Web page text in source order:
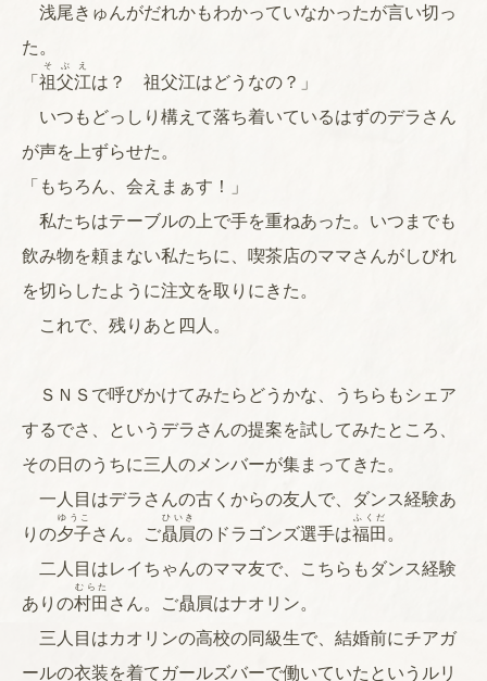
浅尾きゅんがだれかもわかっていなかったが言い切っ
た。
「祖父江
そぶえ
は？ 祖父江はどうなの？」
いつもどっしり構えて落ち着いているはずのデラさん
が声を上ずらせた。
「もちろん、会えまぁす！」
私たちはテーブルの上で手を重ねあった。いつまでも
飲み物を頼まない私たちに、喫茶店のママさんがしびれ
を切らしたように注文を取りにきた。
これで、残りあと四人。
ＳＮＳで呼びかけてみたらどうかな、うちらもシェア
するでさ、というデラさんの提案を試してみたところ、
その日のうちに三人のメンバーが集まってきた。
一人目はデラさんの古くからの友人で、ダンス経験あ
りの夕子
ゆうこ
さん。ご贔屓
ひいき
のドラゴンズ選手は福田
ふくだ
。
二人目はレイちゃんのママ友で、こちらもダンス経験
ありの村田
むらた
さん。ご贔屓はナオリン。
三人目はカオリンの高校の同級生で、結婚前にチアガ
ールの衣装を着てガールズバーで働いていたというルリ